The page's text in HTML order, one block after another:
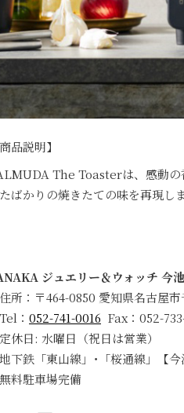
品説明】
The Toasterは、感動の
ばかりの焼きたての味を再現し
ジュエリー＆ウォッチ 今
所：〒464-0850 愛知県名古屋
： 052-741-0016 Fax：052-
休日: 水曜日（祝日は営業）
下鉄「東山線」･「桜通線」【
料駐車場完備